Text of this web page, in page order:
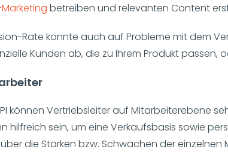
betreiben und relevanten Content
Rate könnte auch auf Probleme mit dem
Kunden ab, die zu Ihrem Produkt passen,
können Vertriebsleiter auf Mitarbeiterebene
hilfreich sein, um eine Verkaufsbasis sowie
die Stärken bzw. Schwächen der